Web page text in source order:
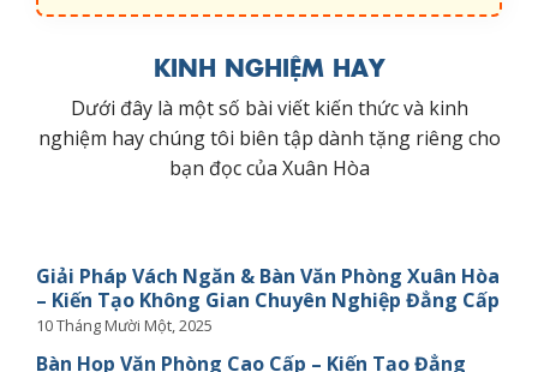
KINH NGHIỆM HAY
Dưới đây là một số bài viết kiến thức và kinh
nghiệm hay chúng tôi biên tập dành tặng riêng cho
bạn đọc của Xuân Hòa
Giải Pháp Vách Ngăn & Bàn Văn Phòng Xuân Hòa
– Kiến Tạo Không Gian Chuyên Nghiệp Đẳng Cấp
10 Tháng Mười Một, 2025
Bàn Họp Văn Phòng Cao Cấp – Kiến Tạo Đẳng